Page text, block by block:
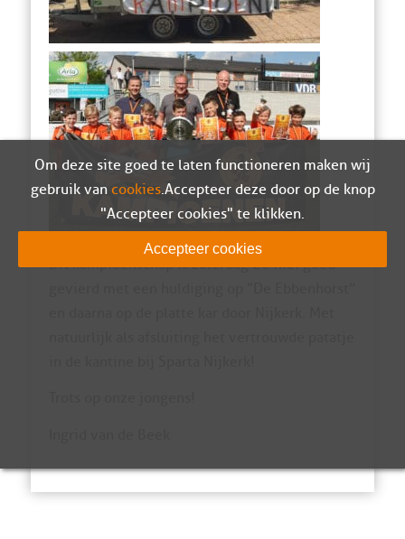
Dit kampioenschap is zaterdag 20 mei goed
Om deze site goed te laten functioneren maken wij
gebruik van cookies. Accepteer deze door op de knop
"Accepteer cookies" te klikken.
Accepteer cookies